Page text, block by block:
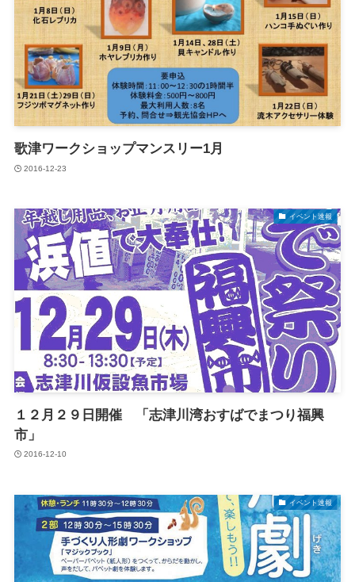
歌津ワークショップマンスリー1月
2016-12-23
イベント速報
１２月２９日開催 「志津川湾おすばでまつり福興
市」
2016-12-10
イベント速報